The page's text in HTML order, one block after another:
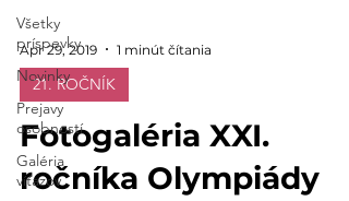
Všetky
príspevky
Novinky
Prejavy
osobností
Galéria
víťazov
Apr 29, 2019 1 minút čítania
21. ROČNÍK
Fotogaléria XXI.
ročníka Olympiády